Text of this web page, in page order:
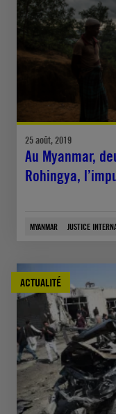
25 août, 2019
Au Myanmar,
Rohingya,
MYANMAR JUSTICE
ACTUALITÉ